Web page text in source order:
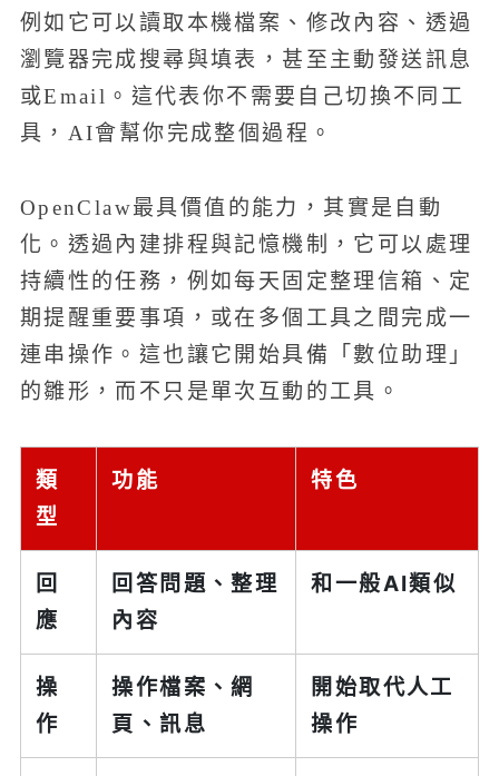
例如它可以讀取本機檔案、修改內容、透過
瀏覽器完成搜尋與填表，甚至主動發送訊息
或Email。這代表你不需要自己切換不同工
具，AI會幫你完成整個過程。
OpenClaw最具價值的能力，其實是自動
化。透過內建排程與記憶機制，它可以處理
持續性的任務，例如每天固定整理信箱、定
期提醒重要事項，或在多個工具之間完成一
連串操作。這也讓它開始具備「數位助理」
的雛形，而不只是單次互動的工具。
類
型
功能 特色
回
應
回答問題、整理
內容
和一般AI類似
操
作
操作檔案、網
頁、訊息
開始取代人工
操作